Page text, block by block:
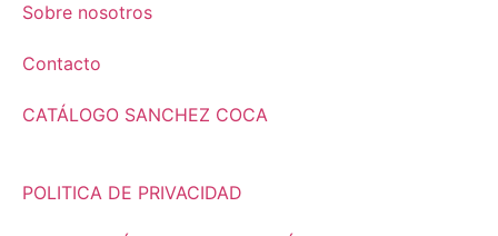
Sobre nosotros
Contacto
CATÁLOGO SANCHEZ COCA
POLITICA DE PRIVACIDAD